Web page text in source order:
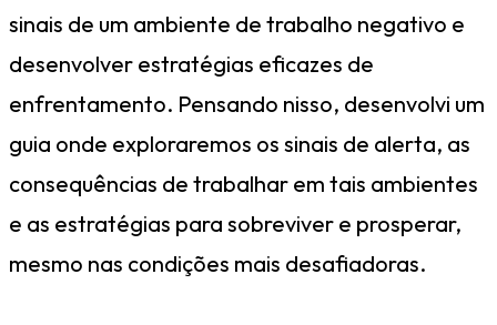
sinais de um ambiente de trabalho negativo e
desenvolver estratégias eficazes de
enfrentamento. Pensando nisso, desenvolvi um
guia onde exploraremos os sinais de alerta, as
consequências de trabalhar em tais ambientes
e as estratégias para sobreviver e prosperar,
mesmo nas condições mais desafiadoras.